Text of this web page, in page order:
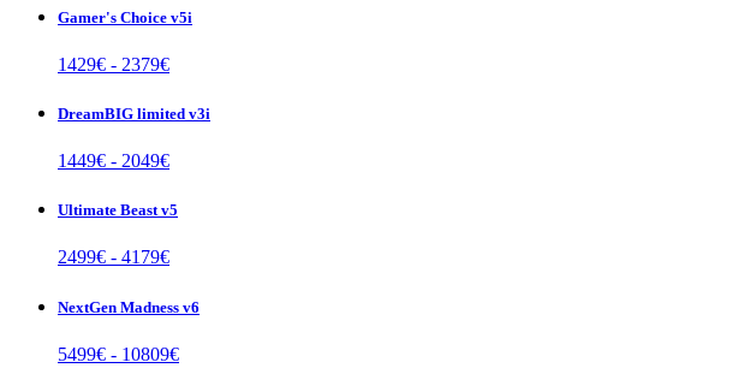
Gamer's Choice v5i
1429€ - 2379€
DreamBIG limited v3i
1449€ - 2049€
Ultimate Beast v5
2499€ - 4179€
NextGen Madness v6
5499€ - 10809€